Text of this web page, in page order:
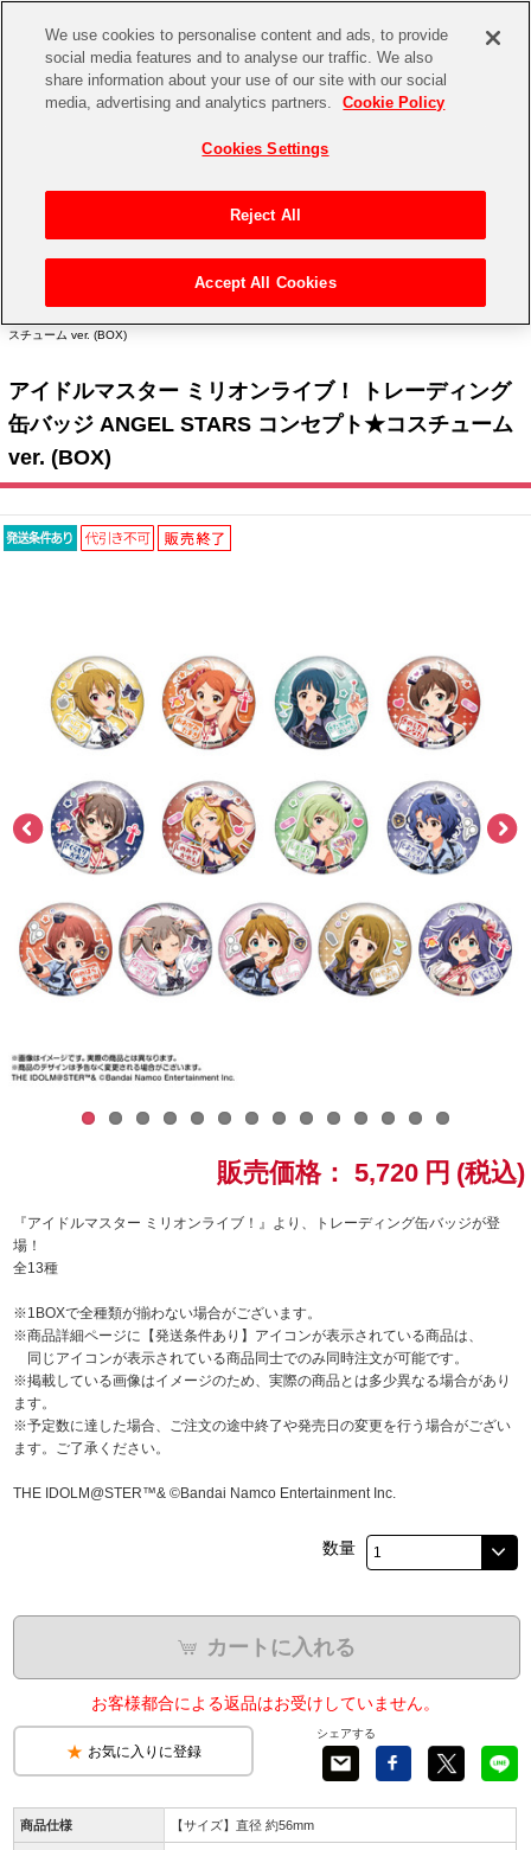
CHANNEL STORE EVENT
ASOBI STORE TOP
ゲーム 電子書籍
CD / Blu-ray
EVENT
プレミアム会員とは
アイドルマスターシリーズ
アイドルマスター
アイドルマスター シャイニーカラーズ
電音部
太鼓の達人
ACE COMBAT
パックマン
ナムコクラシック
ガンダムシリーズ
ドラゴンボール
ラブライブ！
ラブライブ！サンシャイン‼
ラブライブ！虹ヶ咲学園スクールアイドル同好会
ラブライブ！スーパースター!!
アイドリッシュセブン
モフモフパレード
イベントグッズ
トイ・ホビー
アイドルマスター シリーズ>アイドルマスター ミリオンライブ！
スチューム ver. (BOX)
アイドルマスター ミリオンライブ！ トレーディング
缶バッジ ANGEL STARS コンセプト★コスチューム
ver. (BOX)
販売価格： 5,720 円 (税込)
『アイドルマスター ミリオンライブ！』より、トレーディング缶バッジが登
場！
全13種
※1BOXで全種類が揃わない場合がございます。
※商品詳細ページに【発送条件あり】アイコンが表示されている商品は、
同じアイコンが表示されている商品同士でのみ同時注文が可能です。
※掲載している画像はイメージのため、実際の商品とは多少異なる場合があり
ます。
※予定数に達した場合、ご注文の途中終了や発売日の変更を行う場合がござい
ます。ご了承ください。
THE IDOLM@STER™& ©Bandai Namco Entertainment Inc.
数量
カートに入れる
お客様都合による返品はお受けしていません。
お気に入りに登録
シェアする
商品仕様 【サイズ】直径 約56mm
We use cookies to personalise content and ads, to provide
social media features and to analyse our traffic. We also
share information about your use of our site with our social
media, advertising and analytics partners.
Cookie Policy
Cookies Settings
Reject All
Accept All Cookies